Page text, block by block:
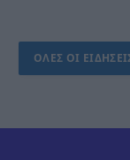
ΟΛΕΣ ΟΙ